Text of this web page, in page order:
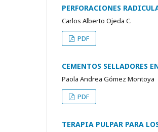
PERFORACIONES
Carlos Alberto Ojeda C.
PDF
CEMENTOS SELLADORES
Paola Andrea Gómez Montoya
PDF
TERAPIA PULPAR PARA